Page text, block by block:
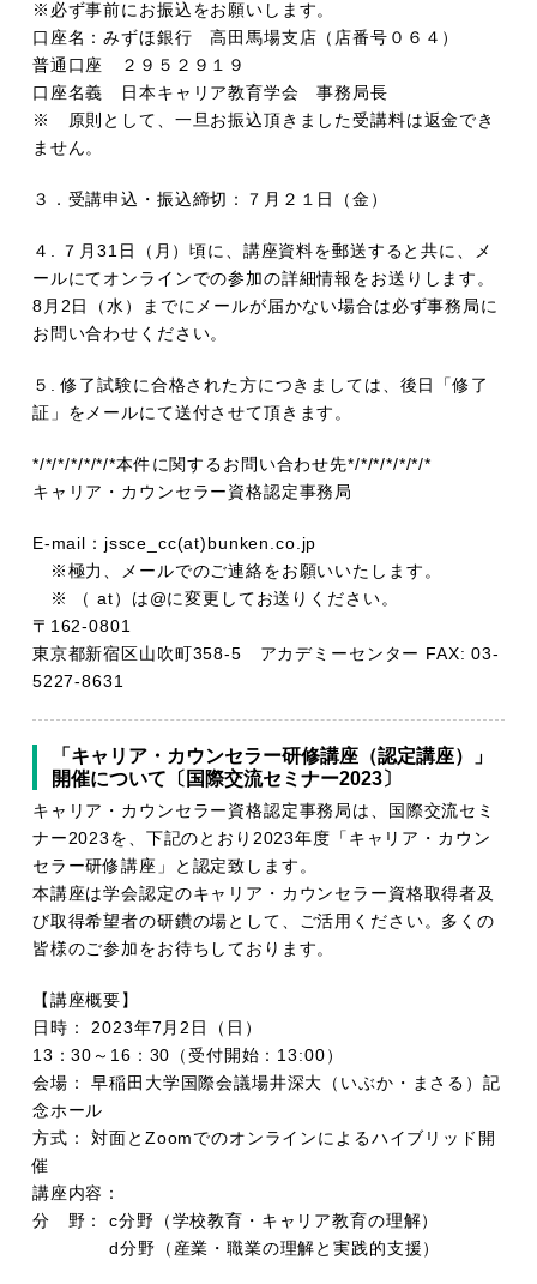
※必ず事前にお振込をお願いします。
口座名：みずほ銀行 高田馬場支店（店番号０６４）
普通口座 ２９５２９１９
口座名義 日本キャリア教育学会 事務局長
※ 原則として、一旦お振込頂きました受講料は返金でき
ません。
３．受講申込・振込締切：７月２１日（金）
４. ７月31日（月）頃に、講座資料を郵送すると共に、メ
ールにてオンラインでの参加の詳細情報をお送りします。
8月2日（水）までにメールが届かない場合は必ず事務局に
お問い合わせください。
５. 修了試験に合格された方につきましては、後日「修了
証」をメールにて送付させて頂きます。
*/*/*/*/*/*/*本件に関するお問い合わせ先*/*/*/*/*/*/*
キャリア・カウンセラー資格認定事務局
E-mail：jssce_cc(at)bunken.co.jp
※極力、メールでのご連絡をお願いいたします。
※ （ at）は@に変更してお送りください。
〒162-0801
東京都新宿区山吹町358-5 アカデミーセンター FAX: 03-
5227-8631
「キャリア・カウンセラー研修講座（認定講座）」
開催について〔国際交流セミナー2023〕
キャリア・カウンセラー資格認定事務局は、国際交流セミ
ナー2023を、下記のとおり2023年度「キャリア・カウン
セラー研修講座」と認定致します。
本講座は学会認定のキャリア・カウンセラー資格取得者及
び取得希望者の研鑽の場として、ご活用ください。多くの
皆様のご参加をお待ちしております。
【講座概要】
日時： 2023年7月2日（日）
13：30～16：30（受付開始：13:00）
会場： 早稲田大学国際会議場井深大（いぶか・まさる）記
念ホール
方式： 対面とZoomでのオンラインによるハイブリッド開
催
講座内容：
分 野： c分野（学校教育・キャリア教育の理解）
d分野（産業・職業の理解と実践的支援）